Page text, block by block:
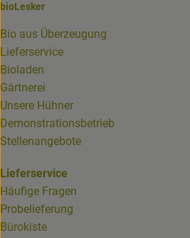
bioLesker
Bio aus Überzeugung
Lieferservice
Bioladen
Gärtnerei
Unsere Hühner
Demonstrationsbetrieb
Stellenangebote
Lieferservice
Häufige Fragen
Probelieferung
Bürokiste